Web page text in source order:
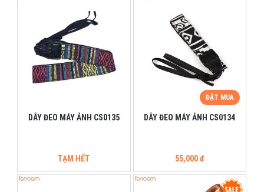
DÂY ĐEO MÁY ẢNH CS0135
TẠM HẾT
ĐẶT MUA
DÂY ĐEO MÁY ẢNH CS0134
55,000 đ